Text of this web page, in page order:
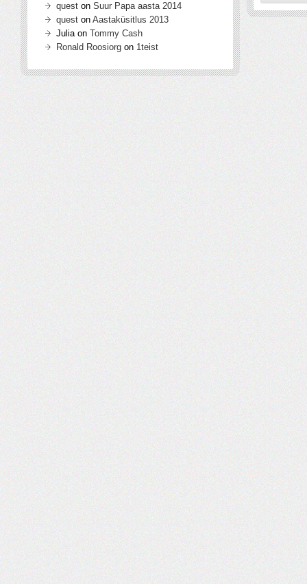
quest on Suur Papa aasta 2014
quest on Aastaküsitlus 2013
Juliaon Tommy Cash
Ronald Roosiorg on 1teist